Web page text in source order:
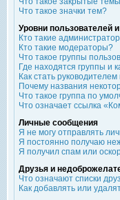
Что такое значки тем?
Уровни пользователей
Кто такие
Кто такие модераторы?
Что такое группы
Где находятся группы и
Как стать
Почему названия
Что такое группа по
Что означает ссылка
Личные сообщения
Я не могу отправлять
Я постоянно получаю
Я получил спам или
Друзья и
Что означают списки
Как добавлять или